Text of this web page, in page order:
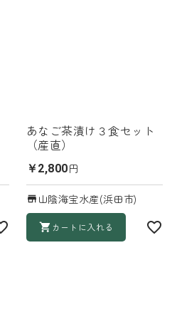
あなご茶漬け３食セット
（産直）
￥2,800円
山陰海宝水産(浜田市)
カートに入れる